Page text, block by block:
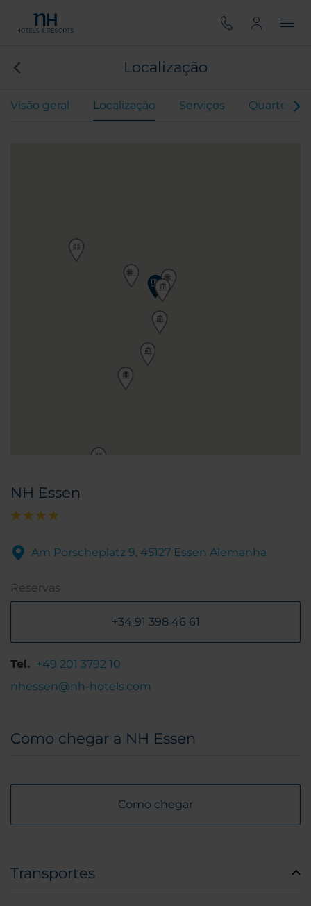
Localização
Visão geral Localização Serviços Quartos
NH Essen
Am Porscheplatz 9, 45127 Essen Alemanha
Reservas
+34 91 398 46 61
Tel. +49 201 3792 10
nhessen@nh-hotels.com
Como chegar a NH Essen
Como chegar
Transportes